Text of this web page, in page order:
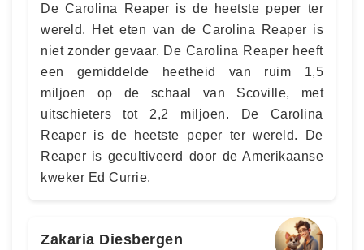
De Carolina Reaper is de heetste peper ter
wereld. Het eten van de Carolina Reaper is
niet zonder gevaar. De Carolina Reaper heeft
een gemiddelde heetheid van ruim 1,5
miljoen op de schaal van Scoville, met
uitschieters tot 2,2 miljoen. De Carolina
Reaper is de heetste peper ter wereld. De
Reaper is gecultiveerd door de Amerikaanse
kweker Ed Currie.
Zakaria Diesbergen